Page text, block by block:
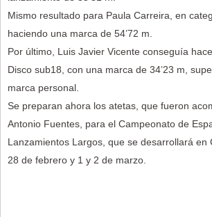
Mismo resultado para Paula Carreira, en
haciendo una marca de 54’72 m.
Por último, Luis Javier Vicente conseguía
Disco sub18, con una marca de 34’23 m,
marca personal.
Se preparan ahora los atetas, que fueron
Antonio Fuentes, para el Campeonato de
Lanzamientos Largos, que se desarrollará en
28 de febrero y 1 y 2 de marzo.